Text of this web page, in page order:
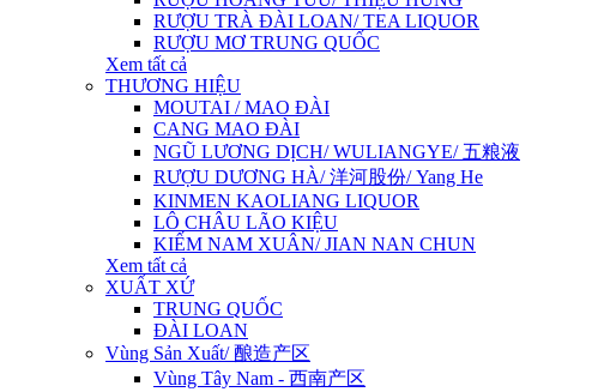
RƯỢU TRÀ ĐÀI LOAN/ TEA LIQUOR
RƯỢU MƠ TRUNG QUỐC
Xem tất cả
THƯƠNG HIỆU
MOUTAI / MAO ĐÀI
CANG MAO ĐÀI
NGŨ LƯƠNG DỊCH/ WULIANGYE/ 五粮液
RƯỢU DƯƠNG HÀ/ 洋河股份/ Yang He
KINMEN KAOLIANG LIQUOR
LÔ CHÂU LÃO KIỆU
KIẾM NAM XUÂN/ JIAN NAN CHUN
Xem tất cả
XUẤT XỨ
TRUNG QUỐC
ĐÀI LOAN
Vùng Sản Xuất/ 酿造产区
Vùng Tây Nam - 西南产区